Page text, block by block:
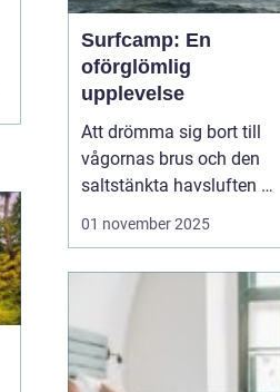
Surfcamp: En
oförglömlig
upplevelse
Att drömma sig bort till
vågornas brus och den
saltstänkta havsluften är
en längtan många
surfcamp som ett
perfekt alternati...
01 november 2025